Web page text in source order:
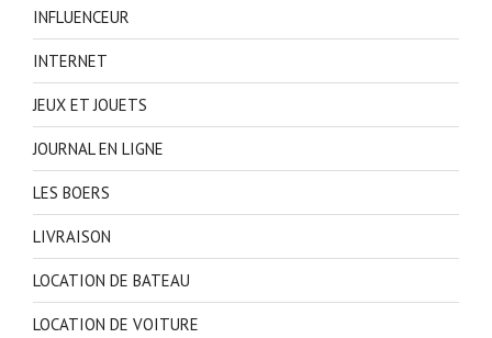
INFLUENCEUR
INTERNET
JEUX ET JOUETS
JOURNAL EN LIGNE
LES BOERS
LIVRAISON
LOCATION DE BATEAU
LOCATION DE VOITURE